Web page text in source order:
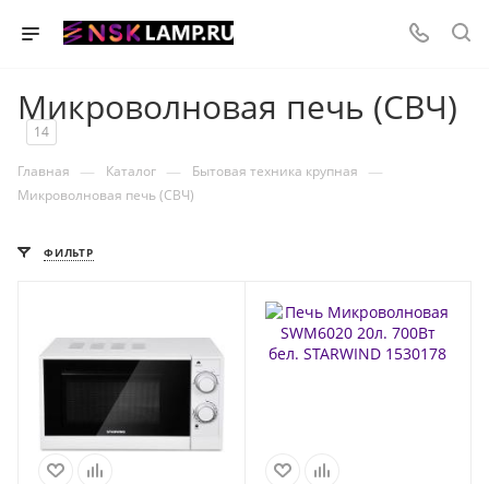
Микроволновая печь (СВЧ)
14
Главная — Каталог — Бытовая техника крупная —
Микроволновая печь (СВЧ)
ФИЛЬТР